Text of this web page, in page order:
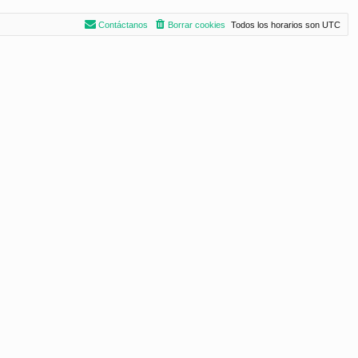
Todos los horarios son UTC
Borrar cookies
Contáctanos